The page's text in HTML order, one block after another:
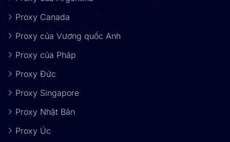
Proxy Canada
Proxy của Vương quốc Anh
Proxy của Pháp
Proxy Đức
Proxy Singapore
Proxy Nhật Bản
Proxy Úc